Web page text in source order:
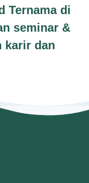
Ternama di
seminar &
karir dan